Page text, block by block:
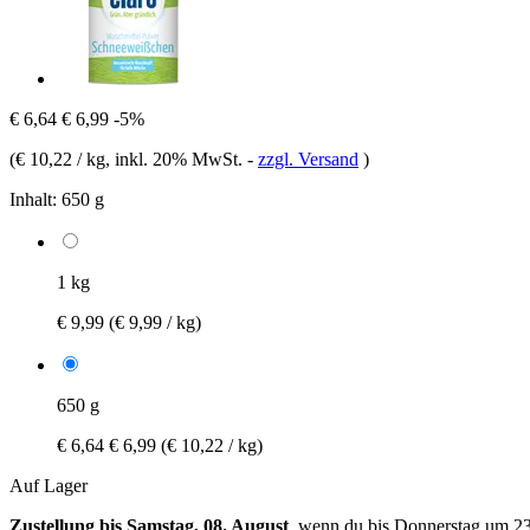
€ 6,64 € 6,99 -5%
(€ 10,22 / kg, inkl. 20% MwSt. - zzgl. Versand )
Inhalt: 650 g
1 kg
€ 9,99 (€ 9,99 / kg)
650 g
€ 6,64 € 6,99 (€ 10,22 / kg)
Auf Lager
Zustellung bis Samstag, 08. August, wenn du bis Donnerstag um